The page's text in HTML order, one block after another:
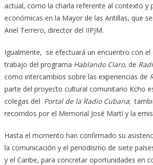
actual, como la charla referente al contexto y
económicas en la Mayor de las Antillas, que
Ariel Terrero, director del IIPJM.
Igualmente, se efectuará un encuentro con el
trabajo del programa Hablando Claro, de
como intercambios sobre las experiencias de
parte del proyecto cultural comunitario Kcho
colegas del Portal de la Radio Cubana;
recorridos por el Memorial José Martí y la
Hasta el momento han confirmado su
la comunicación y el periodismo de siete
y el Caribe, para concretar oportunidades en